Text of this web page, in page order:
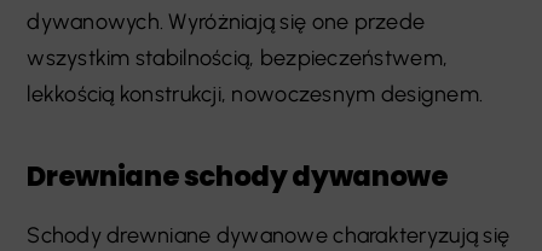
dywanowych. Wyróżniają się one przede
wszystkim stabilnością, bezpieczeństwem,
lekkością konstrukcji, nowoczesnym designem.
Drewniane schody dywanowe
Schody drewniane dywanowe charakteryzują się